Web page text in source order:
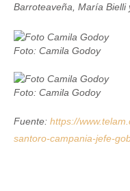
Barroteaveña, María Bielli
Foto: Camila Godoy
Foto: Camila Godoy
Fuente: https://
santoro-campania-jefe-